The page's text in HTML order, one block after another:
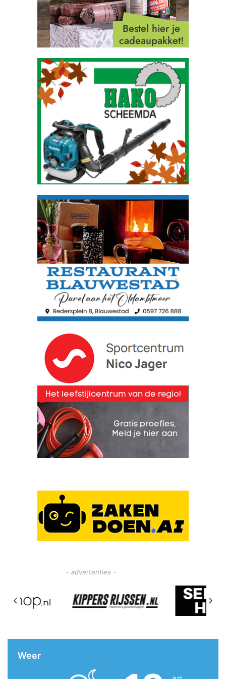
- advertenties -
Weer